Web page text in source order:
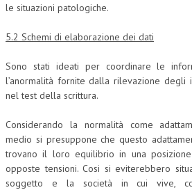
le situazioni patologiche.
5.2 Schemi di elaborazione dei dati
Sono stati ideati per coordinare le
l’anormalità fornite dalla rilevazione degli
nel test della scrittura.
Considerando la normalità come
medio si presuppone che questo
trovano il loro equilibrio in una
opposte tensioni. Cosi si eviterebbero
soggetto e la società in cui vive,